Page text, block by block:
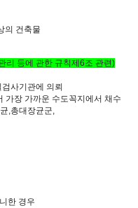
의 건축물
리 등에 관한 규칙제6조 관련)
사기관에 의뢰
장 가까운 수도꼭지에서 채수
,총대장균군,
한 경우